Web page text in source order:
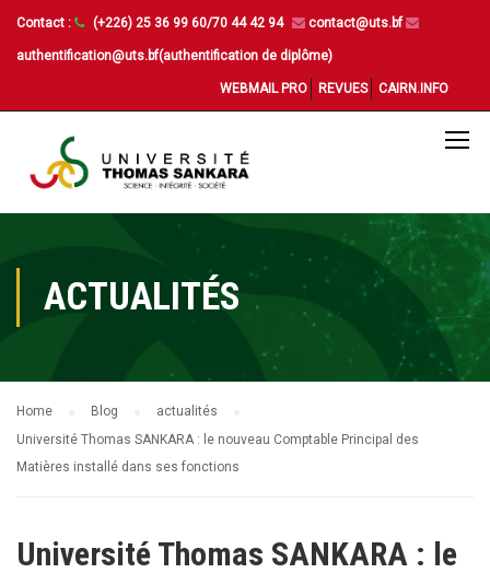
Contact : (+226) 25 36 99 60/70 44 42 94 contact@uts.bf
authentification@uts.bf(authentification de diplôme)
WEBMAIL PRO REVUES CAIRN.INFO
ACTUALITÉS
Home Blog
actualités
Université Thomas SANKARA : le nouveau Comptable Principal des
Matières installé dans ses fonctions
Université Thomas SANKARA : le